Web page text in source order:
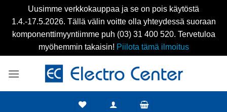
Uusimme verkkokauppaa ja se on pois käytöstä
1.4.-17.5.2026. Tällä välin voitte olla yhteydessä suoraan
komponenttimyyntiimme puh (03) 31 400 520. Tervetuloa
myöhemmin takaisin! Piilota tämä ilmoitus